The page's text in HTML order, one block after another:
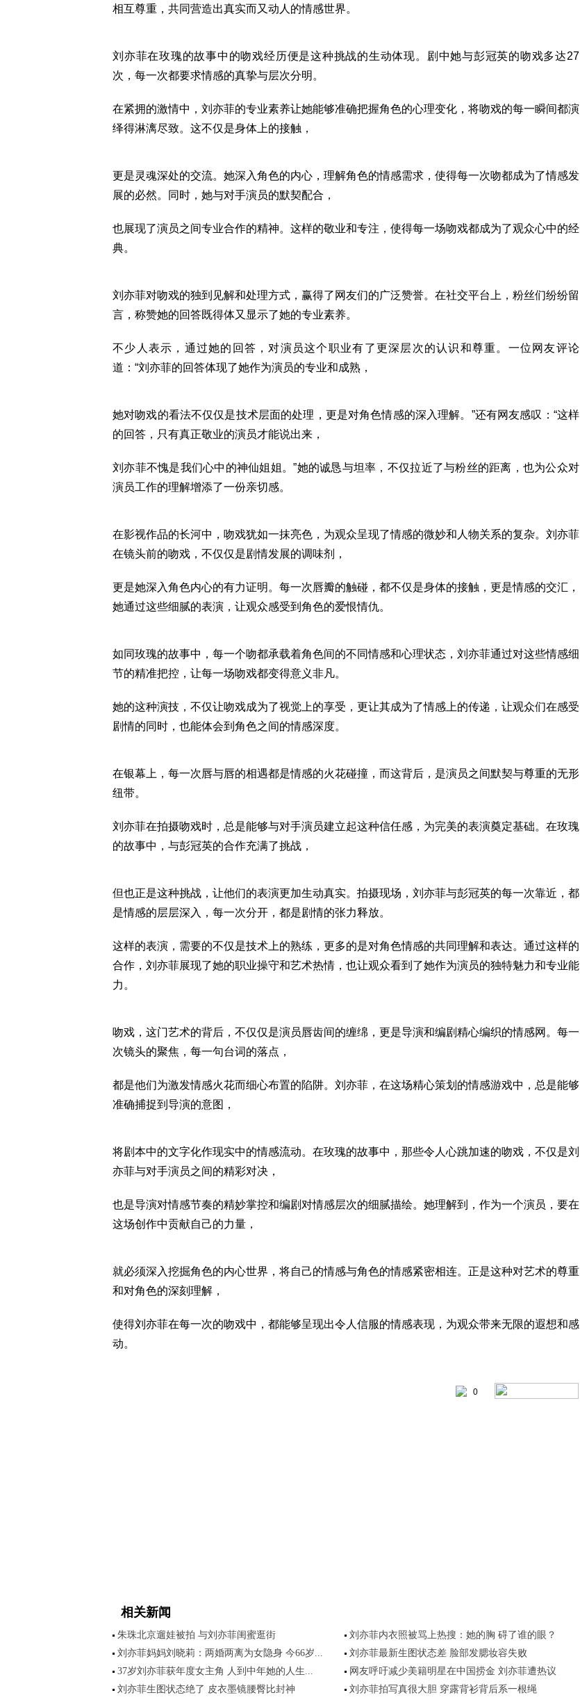
相互尊重，共同营造出真实而又动人的情感世界。
刘亦菲在玫瑰的故事中的吻戏经历便是这种挑战的生动体现。剧中她与彭冠英的吻戏多达27
次，每一次都要求情感的真挚与层次分明。
在紧拥的激情中，刘亦菲的专业素养让她能够准确把握角色的心理变化，将吻戏的每一瞬间都演
绎得淋漓尽致。这不仅是身体上的接触，
更是灵魂深处的交流。她深入角色的内心，理解角色的情感需求，使得每一次吻都成为了情感发
展的必然。同时，她与对手演员的默契配合，
也展现了演员之间专业合作的精神。这样的敬业和专注，使得每一场吻戏都成为了观众心中的经
典。
刘亦菲对吻戏的独到见解和处理方式，赢得了网友们的广泛赞誉。在社交平台上，粉丝们纷纷留
言，称赞她的回答既得体又显示了她的专业素养。
不少人表示，通过她的回答，对演员这个职业有了更深层次的认识和尊重。一位网友评论
道：“刘亦菲的回答体现了她作为演员的专业和成熟，
她对吻戏的看法不仅仅是技术层面的处理，更是对角色情感的深入理解。”还有网友感叹：“这样
的回答，只有真正敬业的演员才能说出来，
刘亦菲不愧是我们心中的神仙姐姐。”她的诚恳与坦率，不仅拉近了与粉丝的距离，也为公众对
演员工作的理解增添了一份亲切感。
在影视作品的长河中，吻戏犹如一抹亮色，为观众呈现了情感的微妙和人物关系的复杂。刘亦菲
在镜头前的吻戏，不仅仅是剧情发展的调味剂，
更是她深入角色内心的有力证明。每一次唇瓣的触碰，都不仅是身体的接触，更是情感的交汇，
她通过这些细腻的表演，让观众感受到角色的爱恨情仇。
如同玫瑰的故事中，每一个吻都承载着角色间的不同情感和心理状态，刘亦菲通过对这些情感细
节的精准把控，让每一场吻戏都变得意义非凡。
她的这种演技，不仅让吻戏成为了视觉上的享受，更让其成为了情感上的传递，让观众们在感受
剧情的同时，也能体会到角色之间的情感深度。
在银幕上，每一次唇与唇的相遇都是情感的火花碰撞，而这背后，是演员之间默契与尊重的无形
纽带。
刘亦菲在拍摄吻戏时，总是能够与对手演员建立起这种信任感，为完美的表演奠定基础。在玫瑰
的故事中，与彭冠英的合作充满了挑战，
但也正是这种挑战，让他们的表演更加生动真实。拍摄现场，刘亦菲与彭冠英的每一次靠近，都
是情感的层层深入，每一次分开，都是剧情的张力释放。
这样的表演，需要的不仅是技术上的熟练，更多的是对角色情感的共同理解和表达。通过这样的
合作，刘亦菲展现了她的职业操守和艺术热情，也让观众看到了她作为演员的独特魅力和专业能
力。
吻戏，这门艺术的背后，不仅仅是演员唇齿间的缠绵，更是导演和编剧精心编织的情感网。每一
次镜头的聚焦，每一句台词的落点，
都是他们为激发情感火花而细心布置的陷阱。刘亦菲，在这场精心策划的情感游戏中，总是能够
准确捕捉到导演的意图，
将剧本中的文字化作现实中的情感流动。在玫瑰的故事中，那些令人心跳加速的吻戏，不仅是刘
亦菲与对手演员之间的精彩对决，
也是导演对情感节奏的精妙掌控和编剧对情感层次的细腻描绘。她理解到，作为一个演员，要在
这场创作中贡献自己的力量，
就必须深入挖掘角色的内心世界，将自己的情感与角色的情感紧密相连。正是这种对艺术的尊重
和对角色的深刻理解，
使得刘亦菲在每一次的吻戏中，都能够呈现出令人信服的情感表现，为观众带来无限的遐想和感
动。
0
相关新闻
朱珠北京遛娃被拍 与刘亦菲闺蜜逛街
刘亦菲内衣照被骂上热搜：她的胸 碍了谁的眼？
刘亦菲妈妈刘晓莉：两婚两离为女隐身 今66岁...
刘亦菲最新生图状态差 脸部发腮妆容失败
37岁刘亦菲获年度女主角 人到中年她的人生...
网友呼吁减少美籍明星在中国捞金 刘亦菲遭热议
刘亦菲生图状态绝了 皮衣墨镜腰臀比封神
刘亦菲拍写真很大胆 穿露背衫背后系一根绳